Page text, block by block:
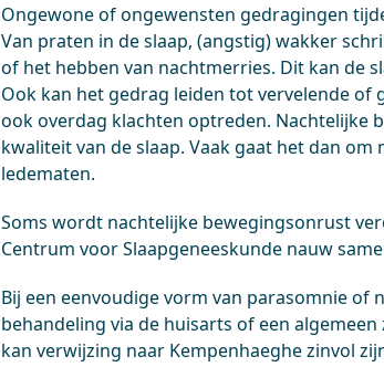
Ongewone of ongewensten gedragingen
Van praten in de slaap, (angstig) wakker
of het hebben van nachtmerries. Dit kan de
Ook kan het gedrag leiden tot vervelende of
ook overdag klachten optreden. Nachtelijke
kwaliteit van de slaap. Vaak gaat het dan
ledematen.
Soms wordt nachtelijke bewegingsonrust
Centrum voor Slaapgeneeskunde nauw
Bij een eenvoudige vorm van parasomnie
behandeling via de huisarts of een
kan verwijzing naar Kempenhaeghe zinvol